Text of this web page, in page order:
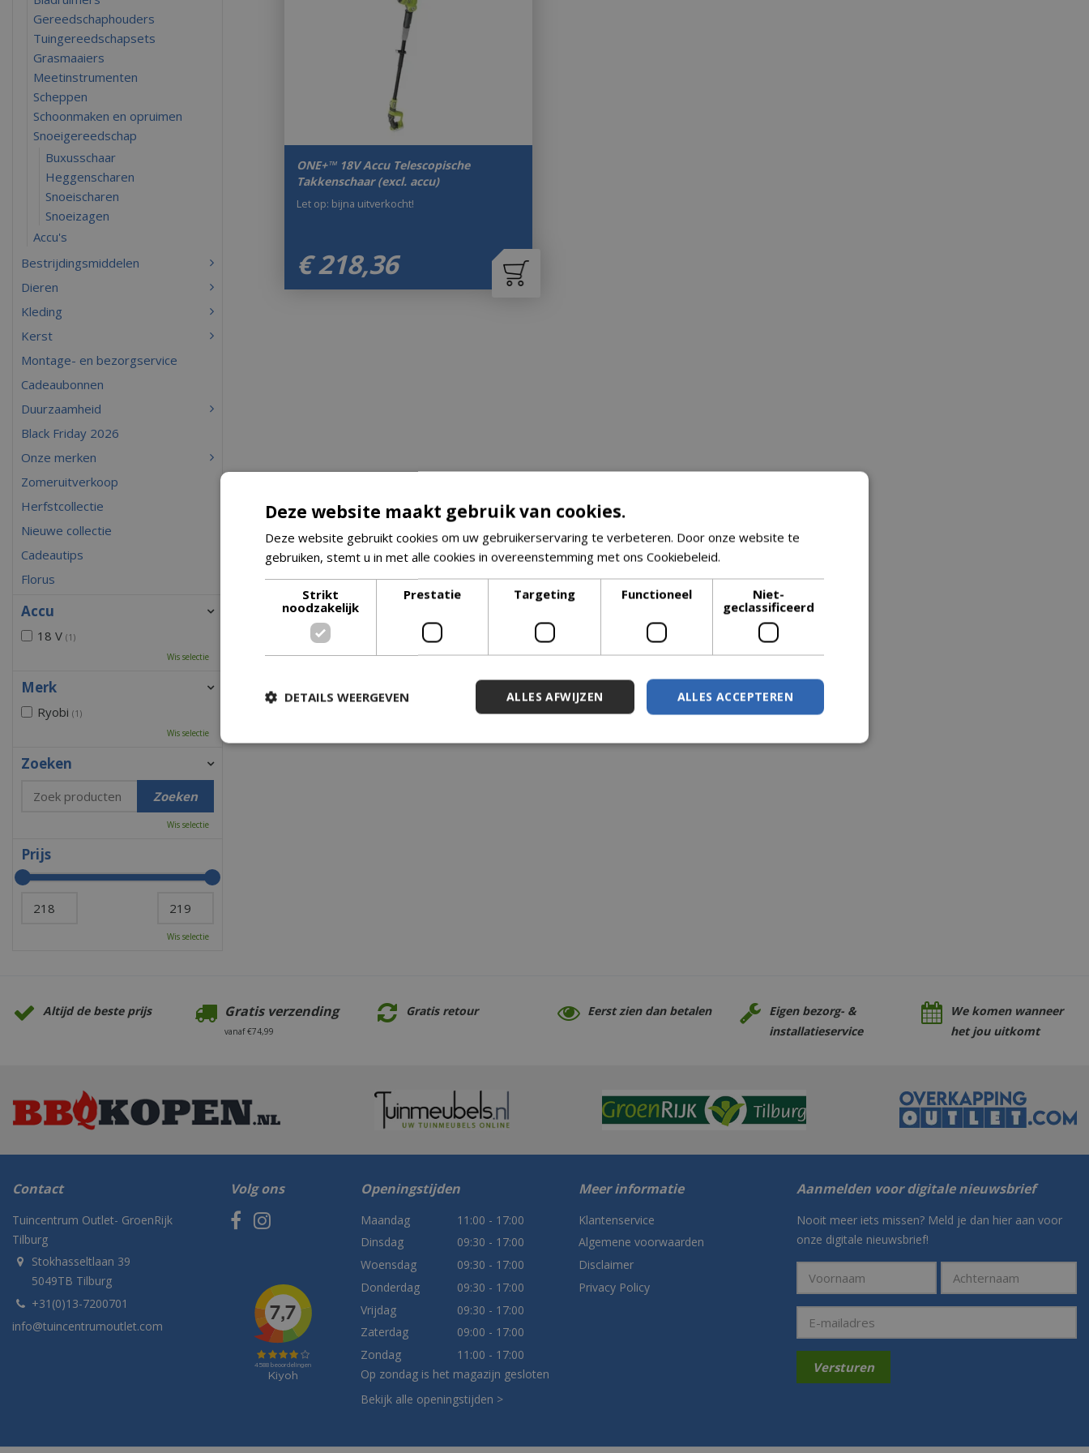
ONE+™ 18V Accu Telescopische
Takkenschaar (excl. accu)
€ 218,36
Let op: bijna uitverkocht!
Gereedschaphouders
Tuingereedschapsets
Grasmaaiers
Meetinstrumenten
Scheppen
Schoonmaken en opruimen
Snoeigereedschap
Buxusschaar
Heggenscharen
Snoeischaren
Snoeizagen
Accu's
Bestrijdingsmiddelen
Dieren
Kleding
Kerst
Montage- en bezorgservice
Cadeaubonnen
Duurzaamheid
Black Friday 2026
Onze merken
Zomeruitverkoop
Herfstcollectie
Nieuwe collectie
Cadeautips
Florus
Accu
18 V (1)
Wis selectie
Merk
Ryobi (1)
Wis selectie
Zoeken
Wis selectie
Prijs
Wis selectie
Altijd de beste prijs Gratis verzending
vanaf €74,99
Gratis retour Eerst zien dan betalen
Eigen bezorg- &
installatieservice
We komen wanneer
het jou uitkomt
Contact
Tuincentrum Outlet- GroenRijk
Tilburg
Stokhasseltlaan 39
5049TB Tilburg
+31(0)13-7200701
info@tuincentrumoutlet.com
Volg ons Openingstijden
Maandag
11:00 - 17:00
Dinsdag
09:30 - 17:00
Woensdag
09:30 - 17:00
Donderdag
09:30 - 17:00
Vrijdag
09:30 - 17:00
Zaterdag
09:00 - 17:00
Zondag
11:00 - 17:00
Op zondag is het magazijn gesloten
Bekijk alle openingstijden >
Meer informatie
Klantenservice
Algemene voorwaarden
Disclaimer
Privacy Policy
Aanmelden voor digitale nieuwsbrief
Nooit meer iets missen? Meld je dan hier aan voor
onze digitale nieuwsbrief!
Deze website maakt gebruik van cookies.
Deze website gebruikt cookies om uw gebruikerservaring te verbeteren. Door onze website te
gebruiken, stemt u in met alle cookies in overeenstemming met ons Cookiebeleid.
Strikt
noodzakelijk
Prestatie Targeting Functioneel
Niet-
geclassificeerd
ALLES ACCEPTEREN
ALLES AFWIJZEN
DETAILS WEERGEVEN